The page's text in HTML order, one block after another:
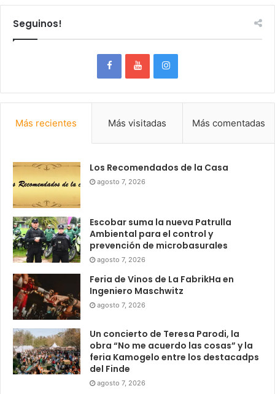
Seguinos!
Más recientes Más visitadas Más comentadas
Los Recomendados de la Casa
agosto 7, 2026
Escobar suma la nueva Patrulla
Ambiental para el control y
prevención de microbasurales
agosto 7, 2026
Feria de Vinos de La FabrikHa en
Ingeniero Maschwitz
agosto 7, 2026
Un concierto de Teresa Parodi, la
obra “No me acuerdo las cosas” y la
feria Kamogelo entre los destacadps
del Finde
agosto 7, 2026